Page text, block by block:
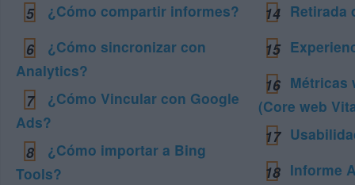
5
¿Cómo compartir informes?
6
¿Cómo sincronizar con
Analytics?
7
¿Cómo Vincular con Google
Ads?
8
¿Cómo importar a Bing
Tools?
14 Retirada
15
16 Métricas
(Core web
17
18 Informe